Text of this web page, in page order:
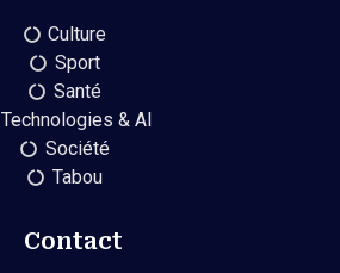
Culture
Sport
Santé
Technologies & AI
Société
Tabou
Contact